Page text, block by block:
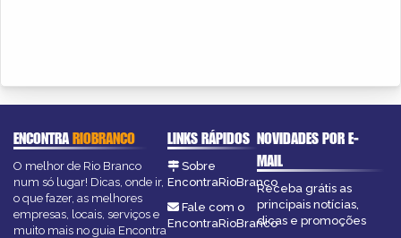
ENCONTRARIOBRANCO
O melhor de Rio Branco
num só lugar! Dicas, onde ir,
o que fazer, as melhores
empresas, locais, serviços e
muito mais no guia Encontra
LINKS RÁPIDOS
Sobre
EncontraRioBranco
Fale com o
EncontraRioBranco
NOVIDADES POR E-
MAIL
Receba grátis as
principais notícias,
dicas e promoções